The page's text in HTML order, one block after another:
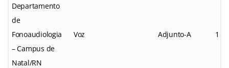
Departamento
de
Fonoaudiologia
– Campus de
Natal/RN
Voz Adjunto-A 1